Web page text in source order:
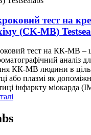
тест на
(CK-MB)
тест на КК-МВ –
аналіз
КК-МВ людини в
або плазмі як
інфаркту міокарда